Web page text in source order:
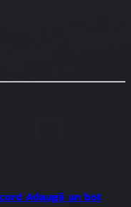
Adaugă un bot